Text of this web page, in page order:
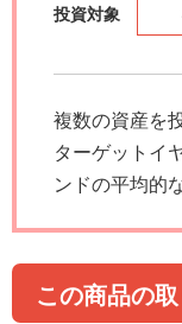
投資対象
複数の資産を
ターゲットイ
ンドの平均的
この商品の